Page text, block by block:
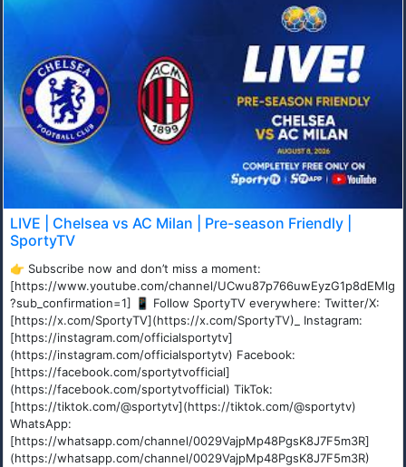
LIVE | Chelsea vs AC Milan | Pre-season Friendly |
SportyTV
👉 Subscribe now and don’t miss a moment:
[https://www.youtube.com/channel/UCwu87p766uwEyzG1p8dEMlg
?sub_confirmation=1] 📱 Follow SportyTV everywhere: Twitter/X:
[https://x.com/SportyTV](https://x.com/SportyTV)_ Instagram:
[https://instagram.com/officialsportytv]
(https://instagram.com/officialsportytv) Facebook:
[https://facebook.com/sportytvofficial]
(https://facebook.com/sportytvofficial) TikTok:
[https://tiktok.com/@sportytv](https://tiktok.com/@sportytv)
WhatsApp:
[https://whatsapp.com/channel/0029VajpMp48PgsK8J7F5m3R]
(https://whatsapp.com/channel/0029VajpMp48PgsK8J7F5m3R)